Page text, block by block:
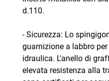
d.110.
- Sicurezza: Lo
guarnizione a labbro
idraulica. L'anello di
elevata resistenza alla